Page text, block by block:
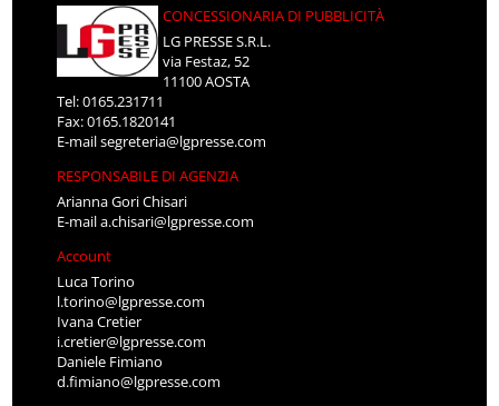
CONCESSIONARIA DI PUBBLICITÀ
LG PRESSE S.R.L.
via Festaz, 52
11100 AOSTA
Tel: 0165.231711
Fax: 0165.1820141
E-mailsegreteria@lgpresse.com
RESPONSABILE DI AGENZIA
Arianna Gori Chisari
E-maila.chisari@lgpresse.com
Account
Luca Torino
l.torino@lgpresse.com
Ivana Cretier
i.cretier@lgpresse.com
Daniele Fimiano
d.fimiano@lgpresse.com